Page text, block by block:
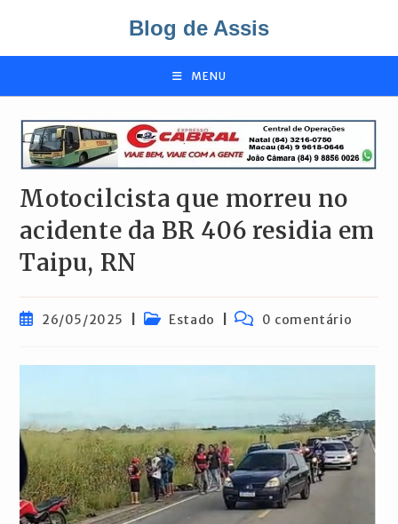
o
Blog de Assis
MENU
Motocilcista que morreu no
acidente da BR 406 residia em
Taipu, RN
Post26/05/2025
Categoria
Estado
Comentários
0 comentário